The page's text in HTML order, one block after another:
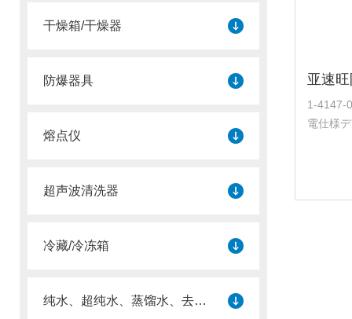
干燥箱/干燥器
防爆器具
熔点仪
超声波清洗器
冷藏/冷冻箱
纯水、超纯水、蒸馏水、去离子水
1-4147-
電仕様